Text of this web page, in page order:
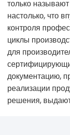
только
настолько, что
контроля
циклы
для
документацию,
реализации
решения,